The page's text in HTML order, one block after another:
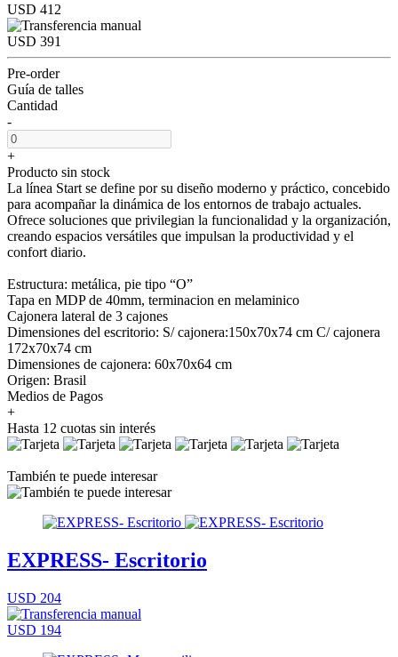
USD 412
USD 391
Pre-order
Guía de talles
Cantidad
-
+
Producto sin stock
La línea Start se define por su diseño moderno y práctico, concebido
para acompañar la dinámica de los entornos de trabajo actuales.
Ofrece soluciones que privilegian la funcionalidad y la organización,
creando espacios versátiles que impulsan la productividad y el
confort diario.
Estructura: metálica, pie tipo “O”
Tapa en MDP de 40mm, terminacion en melaminico
Cajonera lateral de 3 cajones
Dimensiones del escritorio: S/ cajonera:150x70x74 cm C/ cajonera
172x70x74 cm
Dimensiones de cajonera: 60x70x64 cm
Origen: Brasil
Medios de Pagos
+
Hasta 12 cuotas sin interés
También te puede interesar
EXPRESS- Escritorio
USD 204
USD 194